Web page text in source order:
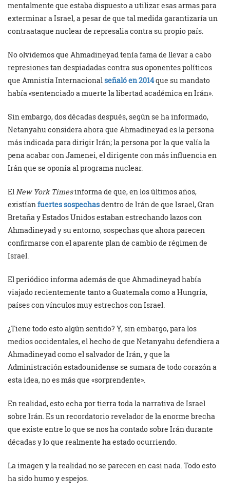
mentalmente que estaba dispuesto a utilizar esas armas para
exterminar a Israel, a pesar de que tal medida garantizaría un
contraataque nuclear de represalia contra su propio país.
No olvidemos que Ahmadineyad tenía fama de llevar a cabo
represiones tan despiadadas contra sus oponentes políticos
que Amnistía Internacional señaló en 2014que su mandato
había «sentenciado a muerte la libertad académica en Irán».
Sin embargo, dos décadas después, según se ha informado,
Netanyahu considera ahora que Ahmadineyad es la persona
más indicada para dirigir Irán; la persona por la que valía la
pena acabar con Jamenei, el dirigente con más influencia en
Irán que se oponía al programa nuclear.
ElNew York Timesinforma de que, en los últimos años,
existíanfuertes sospechasdentro de Irán de que Israel, Gran
Bretaña y Estados Unidos estaban estrechando lazos con
Ahmadineyad y su entorno, sospechas que ahora parecen
confirmarse con el aparente plan de cambio de régimen de
Israel.
El periódico informa además de que Ahmadineyad había
viajado recientemente tanto a Guatemala como a Hungría,
países con vínculos muy estrechos con Israel.
¿Tiene todo esto algún sentido? Y, sin embargo, para los
medios occidentales, el hecho de que Netanyahu defendiera a
Ahmadineyad como el salvador de Irán, y que la
Administración estadounidense se sumara de todo corazón a
esta idea, no es más que «sorprendente».
En realidad, esto echa por tierra toda la narrativa de Israel
sobre Irán. Es un recordatorio revelador de la enorme brecha
que existe entre lo que se nos ha contado sobre Irán durante
décadas y lo que realmente ha estado ocurriendo.
La imagen y la realidad no se parecen en casi nada. Todo esto
ha sido humo y espejos.